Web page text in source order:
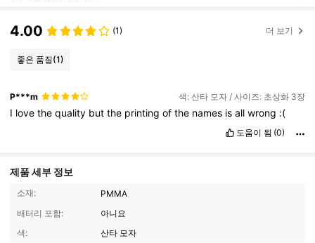
4.00 (1) 더 보기
좋은 품질(1)
P***m 색: 산타 모자 / 사이즈: 초상화 3장
I lovethequality butthe printingofthe names isallwrong :(
도움이 됨 (0)
제품 세부 정보
소재:
PMMA
배터리 포함:
아니요
색:
산타 모자